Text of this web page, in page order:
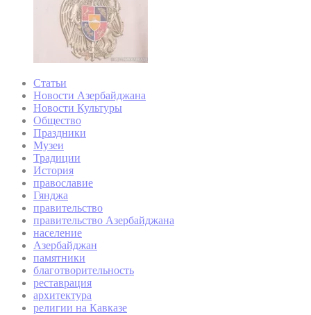
Статьи
Новости Азербайджана
Новости Культуры
Общество
Праздники
Музеи
Традиции
История
православие
Гянджа
правительство
правительство Азербайджана
население
Азербайджан
памятники
благотворительность
реставрация
архитектура
религии на Кавказе